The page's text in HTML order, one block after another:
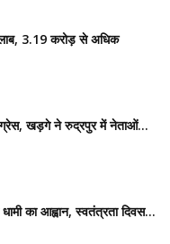
3.19 करोड़ से अधिक
खड़गे ने रुद्रपुर में नेताओं...
का आह्वान, स्वतंत्रता दिवस...